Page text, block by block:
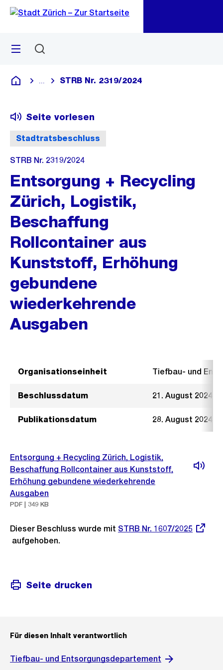
Navigation
Sprunglink
Menü
Deutsch
Blende alle Breadcrumbs ein
STRB Nr. 2319/2024
Stadtratsbeschluss
Seite vorlesen
STRB Nr. 2319/2024
Entsorgung + Recycling
Zürich, Logistik,
Beschaffung
Rollcontainer aus
Kunststoff, Erhöhung
gebundene
wiederkehrende
Ausgaben
Organisationseinheit Tiefbau- und
Beschlussdatum 21. August 2024
Publikationsdatum 28. August 2024
Entsorgung + Recycling Zürich, Logistik,
Beschaffung Rollcontainer aus Kunststoff,
Erhöhung gebundene wiederkehrende
Ausgaben
PDF | 349 KB
Dieser Beschluss wurde mit Externer
STRB Nr. 1607/2025
aufgehoben.
Seite drucken
Für diesen Inhalt verantwortlich
Tiefbau- und Entsorgungsdepartement